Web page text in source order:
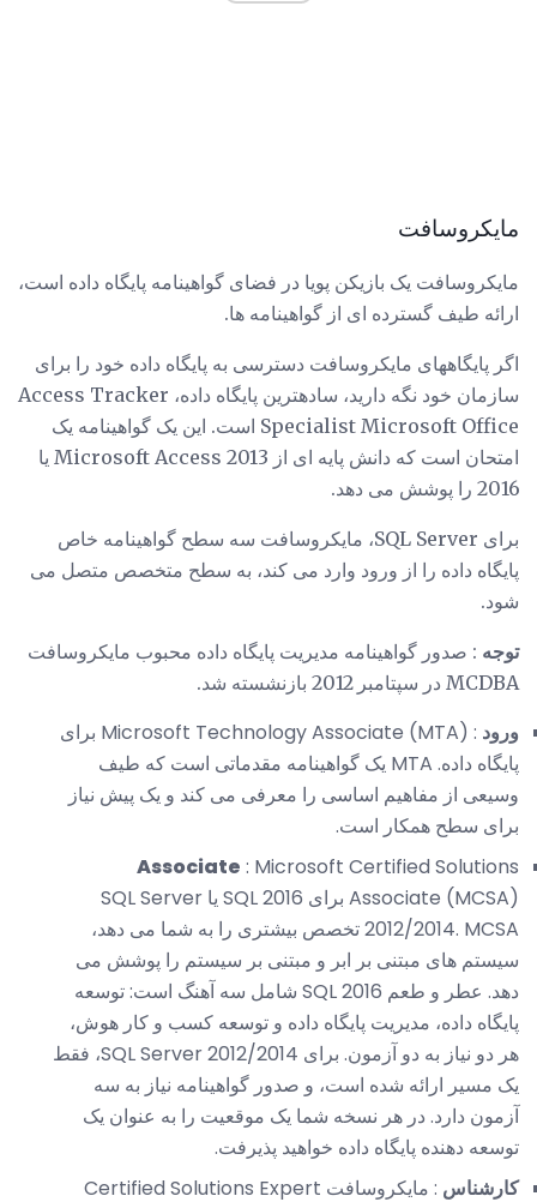
مایکروسافت
مایکروسافت یک بازیکن پویا در فضای گواهینامه پایگاه داده است،
ارائه طیف گسترده ای از گواهینامه ها.
اگر پایگاههای مایکروسافت دسترسی به پایگاه داده خود را برای
سازمان خود نگه دارید، سادهترین پایگاه داده، Access Tracker
Specialist Microsoft Office است. این یک گواهینامه یک
امتحان است که دانش پایه ای از Microsoft Access 2013 یا
2016 را پوشش می دهد.
برای SQL Server، مایکروسافت سه سطح گواهینامه خاص
پایگاه داده را از ورود وارد می کند، به سطح متخصص متصل می
شود.
توجه : صدور گواهینامه مدیریت پایگاه داده محبوب مایکروسافت
MCDBA در سپتامبر 2012 بازنشسته شد.
ورود
: Microsoft Technology Associate (MTA) برای
پایگاه داده. MTA یک گواهینامه مقدماتی است که طیف
وسیعی از مفاهیم اساسی را معرفی می کند و یک پیش نیاز
برای سطح همکار است.
Associate : Microsoft Certified Solutions
Associate (MCSA) برای SQL 2016 یا SQL Server
2012/2014. MCSA تخصص بیشتری را به شما می دهد،
سیستم های مبتنی بر ابر و مبتنی بر سیستم را پوشش می
دهد. عطر و طعم SQL 2016 شامل سه آهنگ است: توسعه
پایگاه داده، مدیریت پایگاه داده و توسعه کسب و کار هوش،
هر دو نیاز به دو آزمون. برای SQL Server 2012/2014، فقط
یک مسیر ارائه شده است، و صدور گواهینامه نیاز به سه
آزمون دارد. در هر نسخه شما یک موقعیت را به عنوان یک
توسعه دهنده پایگاه داده خواهید پذیرفت.
کارشناس
: مایکروسافت Certified Solutions Expert